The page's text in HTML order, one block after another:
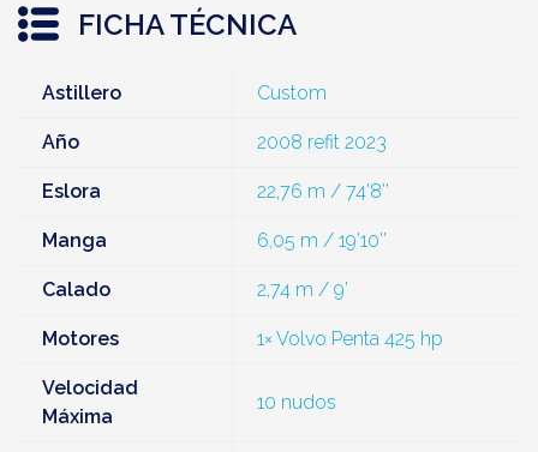
FICHA TÉCNICA
Astillero Custom
Año 2008 refit 2023
Eslora 22,76 m / 74’8’’
Manga 6,05 m / 19’10’’
Calado 2,74 m / 9’
Motores 1× Volvo Penta 425 hp
Velocidad
Máxima
10 nudos